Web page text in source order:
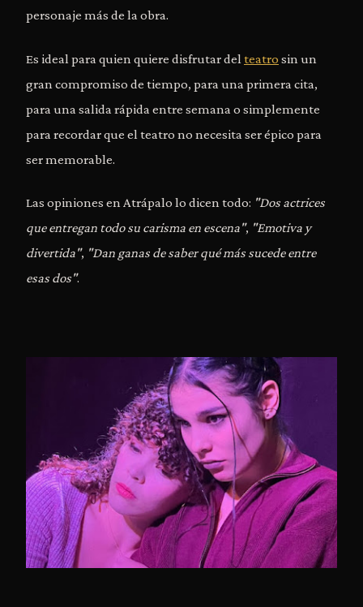
personaje más de la obra.
Es ideal para quien quiere disfrutar del teatro sin un
gran compromiso de tiempo, para una primera cita,
para una salida rápida entre semana o simplemente
para recordar que el teatro no necesita ser épico para
ser memorable.
Las opiniones en Atrápalo lo dicen todo: "Dos actrices
que entregan todo su carisma en escena", "Emotiva y
divertida", "Dan ganas de saber qué más sucede entre
esas dos".